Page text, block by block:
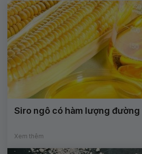
Siro ngô có hàm lượng
Xem thêm